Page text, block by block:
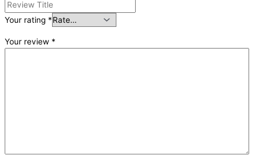
Your rating *
Your review *